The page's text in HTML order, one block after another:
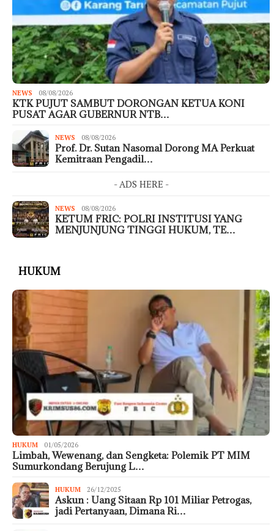
NEWS 08/08/2026
KTK PUJUT SAMBUT DORONGAN KETUA KONI
PUSAT AGAR GUBERNUR NTB…
NEWS 08/08/2026
Prof. Dr. Sutan Nasomal Dorong MA Perkuat
Kemitraan Pengadil…
- ADS HERE -
NEWS 08/08/2026
KETUM FRIC: POLRI INSTITUSI YANG
MENJUNJUNG TINGGI HUKUM, TE…
HUKUM
HUKUM 01/05/2026
Limbah, Wewenang, dan Sengketa: Polemik PT MIM
Sumurkondang Berujung L…
HUKUM 26/12/2025
Askun : Uang Sitaan Rp 101 Miliar Petrogas,
jadi Pertanyaan, Dimana Ri…